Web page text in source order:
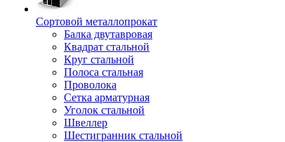
Сортовой металлопрокат
Балка двутавровая
Квадрат стальной
Круг стальной
Полоса стальная
Проволока
Сетка арматурная
Уголок стальной
Швеллер
Шестигранник стальной